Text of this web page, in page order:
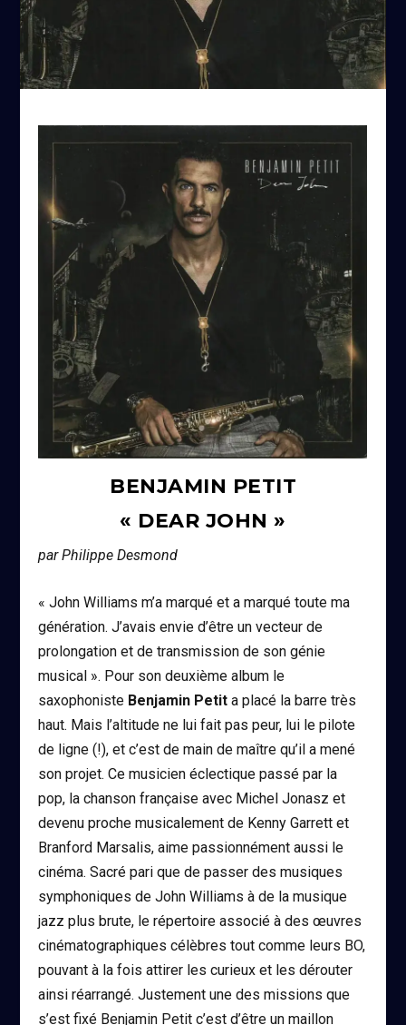
BENJAMIN PETIT
« DEAR JOHN »
par Philippe Desmond
« John Williams m’a marqué et a marqué toute ma
génération. J’avais envie d’être un vecteur de
prolongation et de transmission de son génie
musical ». Pour son deuxième album le
saxophoniste Benjamin Petit a placé la barre très
haut. Mais l’altitude ne lui fait pas peur, lui le pilote
de ligne (!), et c’est de main de maître qu’il a mené
son projet. Ce musicien éclectique passé par la
pop, la chanson française avec Michel Jonasz et
devenu proche musicalement de Kenny Garrett et
Branford Marsalis, aime passionnément aussi le
cinéma. Sacré pari que de passer des musiques
symphoniques de John Williams à de la musique
jazz plus brute, le répertoire associé à des œuvres
cinématographiques célèbres tout comme leurs BO,
pouvant à la fois attirer les curieux et les dérouter
ainsi réarrangé. Justement une des missions que
s’est fixé Benjamin Petit c’est d’être un maillon